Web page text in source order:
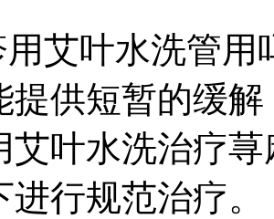
艾叶水洗管用
提供短暂的缓
艾叶水洗治疗
行规范治疗。